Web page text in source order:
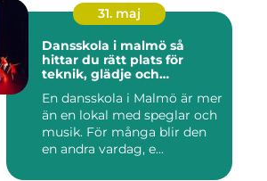
31. maj
Dansskola i malmö så
hittar du rätt plats för
teknik, glädje och
En dansskola i Malmö är mer
än en lokal med speglar och
musik. För många blir den
en andra vardag, e...